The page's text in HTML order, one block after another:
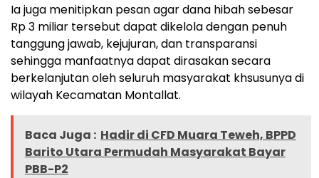
Ia juga menitipkan pesan agar dana hibah sebesar
Rp 3 miliar tersebut dapat dikelola dengan penuh
tanggung jawab, kejujuran, dan transparansi
sehingga manfaatnya dapat dirasakan secara
berkelanjutan oleh seluruh masyarakat khsusunya di
wilayah Kecamatan Montallat.
Baca Juga : Hadir di CFD Muara Teweh, BPPD
Barito Utara Permudah Masyarakat Bayar
PBB-P2